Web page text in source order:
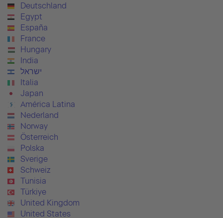
Deutschland
Egypt
España
France
Hungary
India
ישראל
Italia
Japan
América Latina
Nederland
Norway
Österreich
Polska
Sverige
Schweiz
Tunisia
Türkiye
United Kingdom
United States